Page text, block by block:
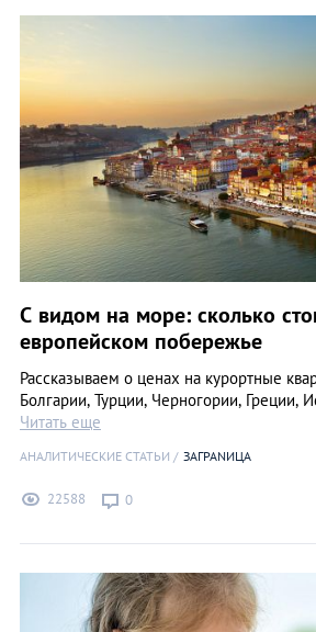
C видом на море: сколько
европейском побережье
Рассказываем о ценах на курортные
Болгарии, Турции, Черногории, Греции,
Читать еще
АНАЛИТИЧЕСКИЕ СТАТЬИ ЗАГРАNИЦА
22588 0